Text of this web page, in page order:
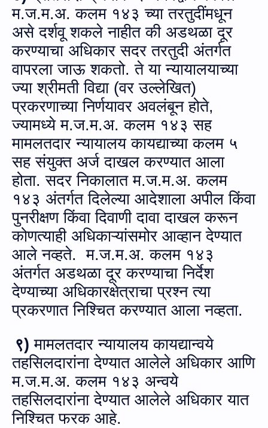
म.ज.म.अ.कलम १४३ च्या तरतुदींमधून
असे दर्शवू शकले नाहीत की अडथळा दूर
करण्याचा अधिकार सदर तरतुदी अंतर्गत
वापरला जाऊ शकतो. ते या न्यायालयाच्या
ज्‍या श्रीमती विद्या (वर उल्लेखित)
प्रकरणाच्‍या निर्णयावर अवलंबून होते,
ज्यामध्येम.ज.म.अ.कलम १४३ सह
मामलतदार न्यायालय कायद्याच्या कलम ५
सह संयुक्त अर्ज दाखल करण्यात आला
होता. सदर निकालातम.ज.म.अ.कलम
१४३ अंतर्गत दिलेल्या आदेशाला अपील किंवा
पुनरीक्षण किंवा दिवाणी दावा दाखल करून
कोणत्याही अधिकाऱ्यांसमोर आव्हान देण्यात
आले नव्हते.म.ज.म.अ.कलम १४३
अंतर्गत अडथळा दूर करण्याचा निर्देश
देण्याच्या अधिकारक्षेत्राचा प्रश्न त्या
प्रकरणात निश्चित करण्यात आला नव्हता.
९) मामलतदार न्यायालय कायद्यान्‍वये
तहसिलदारांना देण्यात आलेले अधिकार आणि
म.ज.म.अ.कलम १४३ अन्‍वये
तहसिलदारांना देण्यात आलेले अधिकार यात
निश्चित फरक आहे.